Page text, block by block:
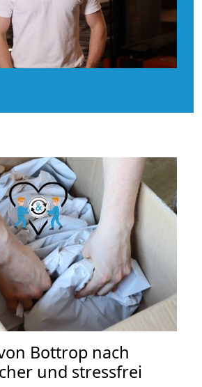
Bottrop nach
und stressfrei